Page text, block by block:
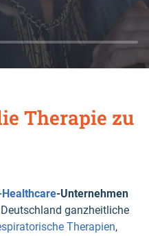
Therapie zu
-Unternehmen
ganzheitliche
Therapien,